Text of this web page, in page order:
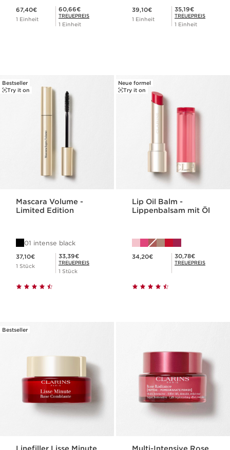
67,40€
1 Einheit
Mitgliederpreis 60,66€
60,66€
TREUEPREIS
1 Einheit
39,10€
1 Einheit
Mitgliederpreis 35,19€
35,19€
TREUEPREIS
1 Einheit
Bestseller
Try it on
Mascara Volume -
Limited Edition
01 intense black
37,10€
1 Stück
Mitgliederpreis 33,39€
33,39€
TREUEPREIS
1 Stück
Neue formel
Try it on
Lip Oil Balm -
Lippenbalsam mit Öl
34,20€ Mitgliederpreis 30,78€
30,78€
TREUEPREIS
Bestseller